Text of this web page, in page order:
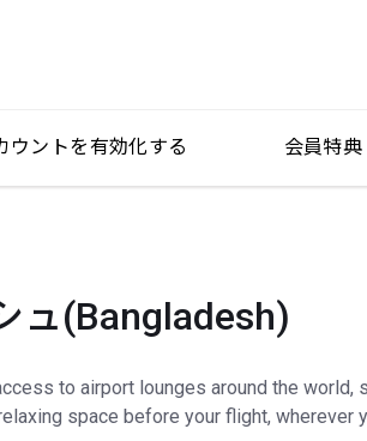
ウントを有効化する 会員特典
ュ(Bangladesh)
to airport lounges around the world,
space before your flight, wherever